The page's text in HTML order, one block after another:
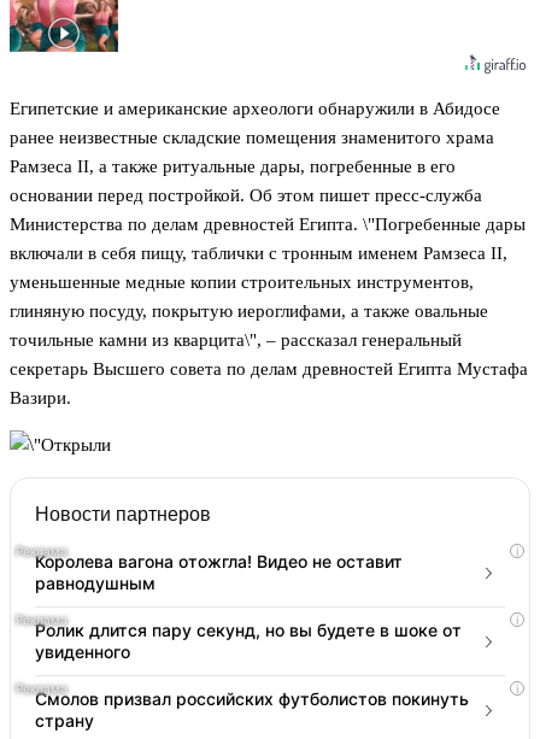
Египетские и американские археологи обнаружили в Абидосе
ранее неизвестные складские помещения знаменитого храма
Рамзеса II, а также ритуальные дары, погребенные в его
основании перед постройкой. Об этом пишет пресс-служба
Министерства по делам древностей Египта. \"Погребенные дары
включали в себя пищу, таблички с тронным именем Рамзеса II,
уменьшенные медные копии строительных инструментов,
глиняную посуду, покрытую иероглифами, а также овальные
точильные камни из кварцита\", – рассказал генеральный
секретарь Высшего совета по делам древностей Египта Мустафа
Вазири.
Новости партнеров
i
Королева вагона отожгла! Видео не оставит
равнодушным
i
Ролик длится пару секунд, но вы будете в шоке от
увиденного
i
Смолов призвал российских футболистов покинуть
страну